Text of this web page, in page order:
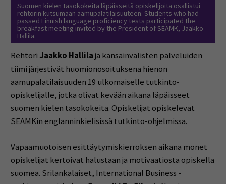
Suomen kielen tasokokeita läpäisseitä opiskelijoita osallistui
rehtorin kutsumaan aamupalatilaisuuteen. Students who had
passed Finnish language proficiency tests participated the
breakfast meeting invited by the President of SEAMK, Jaakko
Hallila.
Rehtori Jaakko Hallilaja kansainvälisten palveluiden
tiimi järjestivät huomionosoituksena hienon
aamupalatilaisuuden 19 ulkomaiselle tutkinto-
opiskelijalle, jotka olivat kevään aikana läpäisseet
suomen kielen tasokokeita. Opiskelijat opiskelevat
SEAMKin englanninkielisissä tutkinto-ohjelmissa.
Vapaamuotoisen esittäytymiskierroksen aikana monet
opiskelijat kertoivat halustaan ja motivaatiosta opiskella
suomea. Srilankalaiset, International Business -